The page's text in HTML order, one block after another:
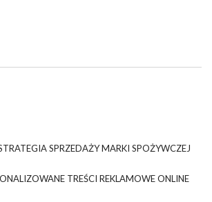
SPRZEDAŻY MARKI SPOŻYWCZEJ
TREŚCI REKLAMOWE ONLINE